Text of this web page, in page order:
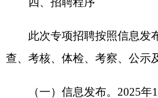
自负。
考生需提供材料：《2025年克
西部计划志愿者专项招聘报名及资格
学位证、个人简历、团委出具的在克